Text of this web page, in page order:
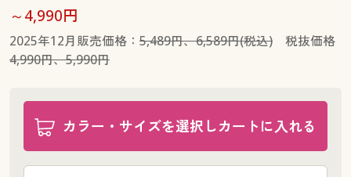
～4,990円
2025年12月販売価格： 5,489円、6,589円(税込)税抜価格
4,990円、5,990円
カラー・サイズを選択しカートに入れる